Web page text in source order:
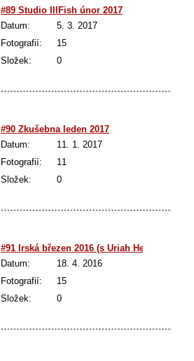
#89 Studio IllFish únor 2017
Datum:
5. 3. 2017
Fotografií:
15
Složek:
0
#90 Zkušebna leden 2017
Datum:
11. 1. 2017
Fotografií:
11
Složek:
0
#91 Irská březen 2016 (s Uriah Heep)
Datum:
18. 4. 2016
Fotografií:
15
Složek:
0